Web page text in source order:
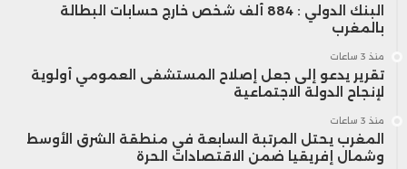
نسبة أكبر من المعروض في أيدي عدد محدود
من المستثمرين الكبار.
البنك الدولي : 884 ألف شخص خارج حسابات البطالة
بالمغرب
منذ 3 ساعات
تقرير يدعو إلى جعل إصلاح المستشفى العمومي أولوية
لإنجاح الدولة الاجتماعية
منذ 3 ساعات
المغرب يحتل المرتبة السابعة في منطقة الشرق الأوسط
وشمال إفريقيا ضمن الاقتصادات الحرة